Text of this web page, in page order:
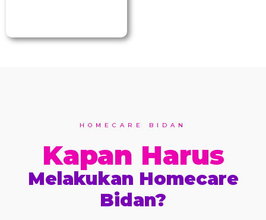
HOMECARE BIDAN
Kapan Harus
Melakukan Homecare
Bidan?